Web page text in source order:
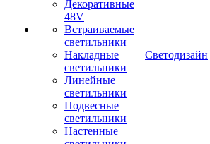
Декоративные
48V
Встраиваемые
светильники
Накладные
светильники
Линейные
светильники
Подвесные
светильники
Настенные
Светодизайн